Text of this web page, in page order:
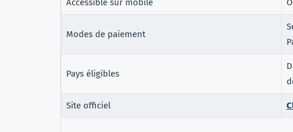
Accessible sur mobile
Modes de paiement
Pays éligibles
Site officiel